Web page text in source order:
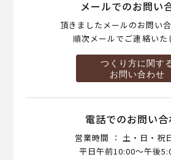
メールでのお問い
頂きましたメールのお問い合
順次メールでご連絡いた
つくり方に関す
お問い合わせ
電話でのお問い合
営業時間 ： 土・日・祝
平日午前10:00～午後